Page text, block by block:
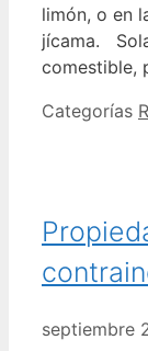
limón, o en
jícama.
comestible,
Categorías
septiembre